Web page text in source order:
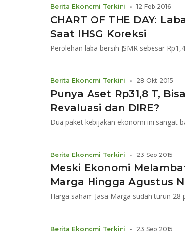
CHART OF THE DAY:
Saat IHSG Koreksi
Perolehan laba bersih JSMR sebesar
Berita Ekonomi Terkini • 12 Feb 2016
Punya Aset Rp31,8 T,
Revaluasi dan DIRE?
Berita Ekonomi Terkini • 28 Okt 2015
Meski Ekonomi
Marga Hingga Agustus
Harga saham Jasa Marga sudah turun 28
Berita Ekonomi Terkini • 23 Sep 2015
Berita Ekonomi Terkini • 23 Sep 2015